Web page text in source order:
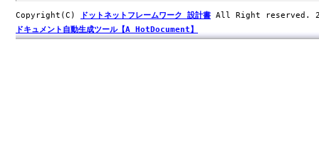
Copyright(C) ドットネットフレームワーク 設計書 All Right reserved.
ドキュメント自動生成ツール【A HotDocument】